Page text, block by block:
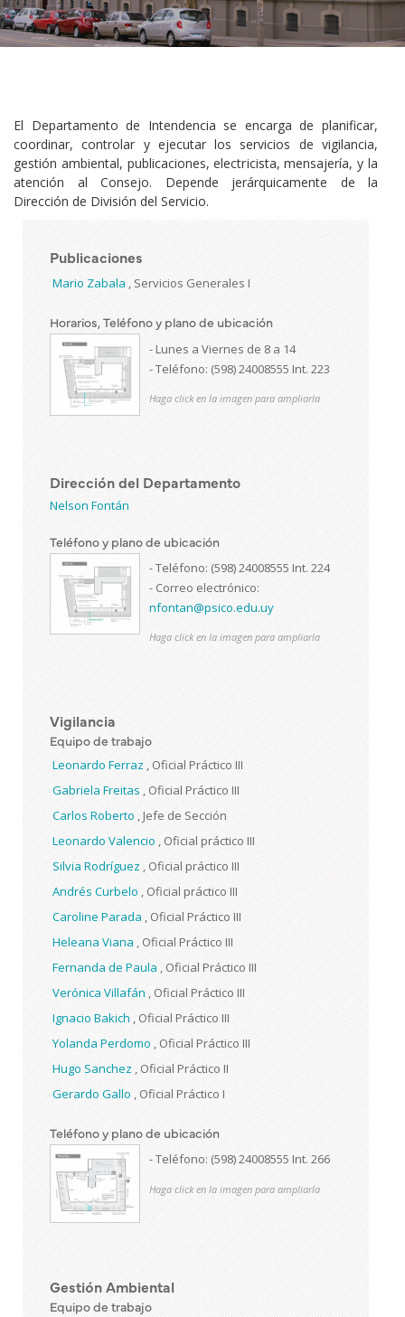
El Departamento de Intendencia se encarga de planificar,
coordinar, controlar y ejecutar los servicios de vigilancia,
gestión ambiental, publicaciones, electricista, mensajería, y la
atención al Consejo. Depende jerárquicamente de la
Dirección de División del Servicio.
Publicaciones
Mario Zabala ,Servicios Generales I
Horarios, Teléfono y plano de ubicación
- Lunes a Viernes de 8 a 14
- Teléfono: (598) 24008555 Int. 223
Haga click en la imagen para ampliarla
Dirección del Departamento
Nelson Fontán
Teléfono y plano de ubicación
- Teléfono: (598) 24008555 Int. 224
- Correo electrónico:
nfontan@psico.edu.uy
Haga click en la imagen para ampliarla
Vigilancia
Equipo de trabajo
Leonardo Ferraz,Oficial Práctico III
Gabriela Freitas ,Oficial Práctico III
Carlos Roberto ,Jefe de Sección
Leonardo Valencio ,Oficial práctico III
Silvia Rodríguez,Oficial práctico III
Andrés Curbelo,Oficial práctico III
Caroline Parada ,Oficial Práctico III
Heleana Viana ,Oficial Práctico III
Fernanda de Paula,Oficial Práctico III
Verónica Villafán,Oficial Práctico III
Ignacio Bakich ,Oficial Práctico III
Yolanda Perdomo ,Oficial Práctico III
Hugo Sanchez,Oficial Práctico II
Gerardo Gallo,Oficial Práctico I
Teléfono y plano de ubicación
- Teléfono: (598) 24008555 Int. 266
Haga click en la imagen para ampliarla
Gestión Ambiental
Equipo de trabajo